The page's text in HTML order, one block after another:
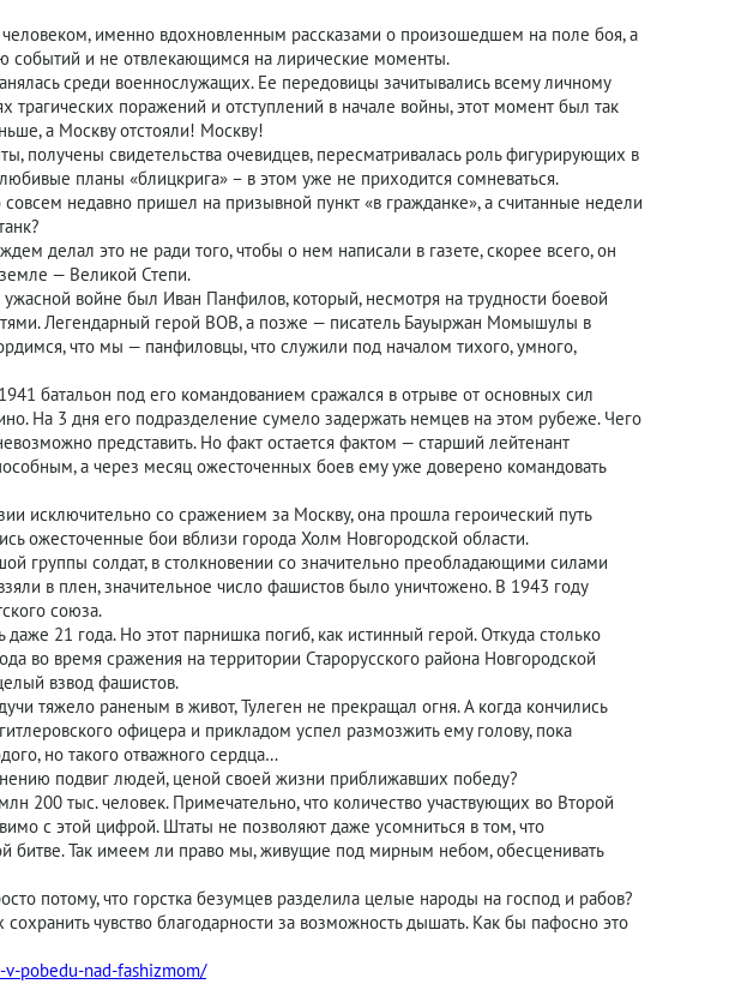
именно вдохновленным рассказами о произошедшем на поле боя, а
и не отвлекающимся на лирические моменты.
среди военнослужащих. Ее передовицы зачитывались всему личному
трагических поражений и отступлений в начале войны, этот момент был так
а Москву отстояли! Москву!
получены свидетельства очевидцев, пересматривалась роль фигурирующих в
планы «блицкрига» – в этом уже не приходится сомневаться.
недавно пришел на призывной пункт «в гражданке», а считанные недели
делал это не ради того, чтобы о нем написали в газете, скорее всего, он
— Великой Степи.
войне был Иван Панфилов, который, несмотря на трудности боевой
Легендарный герой ВОВ, а позже — писатель Бауыржан Момышулы в
что мы — панфиловцы, что служили под началом тихого, умного,
батальон под его командованием сражался в отрыве от основных сил
На 3 дня его подразделение сумело задержать немцев на этом рубеже. Чего
представить. Но факт остается фактом — старший лейтенант
а через месяц ожесточенных боев ему уже доверено командовать
исключительно со сражением за Москву, она прошла героический путь
ожесточенные бои вблизи города Холм Новгородской области.
группы солдат, в столкновении со значительно преобладающими силами
в плен, значительное число фашистов было уничтожено. В 1943 году
союза.
21 года. Но этот парнишка погиб, как истинный герой. Откуда столько
во время сражения на территории Старорусского района Новгородской
взвод фашистов.
тяжело раненым в живот, Тулеген не прекращал огня. А когда кончились
офицера и прикладом успел размозжить ему голову, пока
но такого отважного сердца…
подвиг людей, ценой своей жизни приближавших победу?
200 тыс. человек. Примечательно, что количество участвующих во Второй
с этой цифрой. Штаты не позволяют даже усомниться в том, что
битве. Так имеем ли право мы, живущие под мирным небом, обесценивать
потому, что горстка безумцев разделила целые народы на господ и рабов?
чувство благодарности за возможность дышать. Как бы пафосно это
pobedu-nad-fashizmom/